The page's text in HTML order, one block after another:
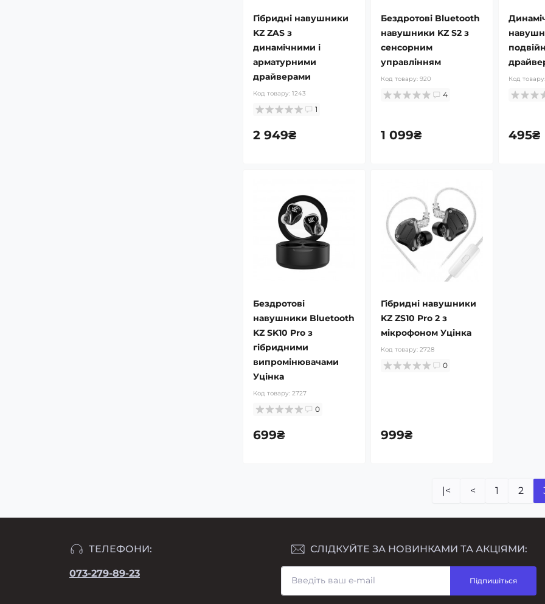
Гібридні навушники
KZ ZAS з
динамічними і
арматурними
драйверами
Код товару: 1243
1
2 949₴
Бездротові Bluetooth
навушники KZ S2 з
сенсорним
управлінням
Код товару: 920
4
1 099₴
Код
495₴
Бездротові
навушники Bluetooth
KZ SK10 Pro з
гібридними
випромінювачами
Уцінка
Код товару: 2727
0
699₴
Гібридні навушники
KZ ZS10 Pro 2 з
мікрофоном Уцінка
Код товару: 2728
0
999₴
|< < 1 2
ТЕЛЕФОНИ:
073-279-89-23
СЛІДКУЙТЕ ЗА НОВИНКАМИ ТА АКЦІЯМИ:
Підпишіться